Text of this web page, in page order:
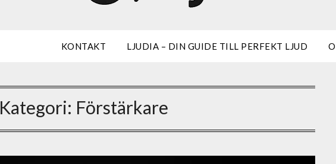
KONTAKT LJUDIA – DIN GUIDE TILL PERFEKT LJUD
Kategori: Förstärkare